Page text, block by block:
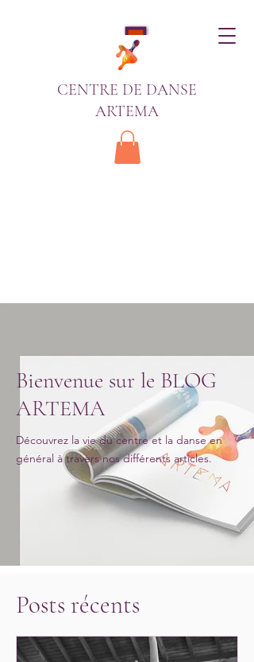
CENTRE DE DANSE
ARTEMA
Bienvenue sur le BLOG
ARTEMA
Découvrez la vie du centre et la danse en
général à travers nos différents articles.
Posts récents